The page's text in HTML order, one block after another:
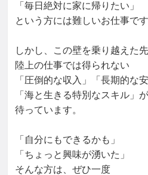
「毎日絶対に家に帰りたい」
という方には難しいお仕事です
しかし、この壁を乗り越えた先
陸上の仕事では得られない
「圧倒的な収入」「長期的な安
「海と生きる特別なスキル」が
待っています。
「自分にもできるかも」
「ちょっと興味が湧いた」
そんな方は、ぜひ一度